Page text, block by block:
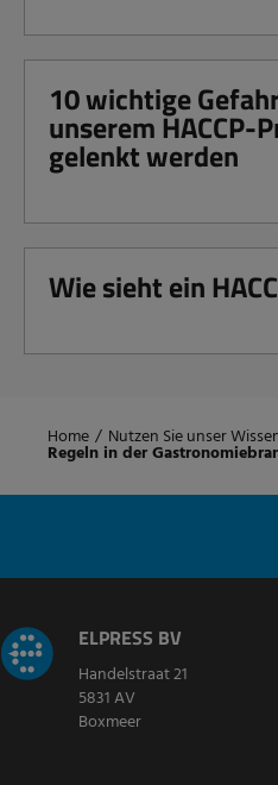
10 wichtige
unserem HACCP-
gelenkt werden
Wie sieht ein
Home / Nutzen Sie unser
Regeln in der
ELPRESS BV
Handelstraat 21
5831 AV
Boxmeer